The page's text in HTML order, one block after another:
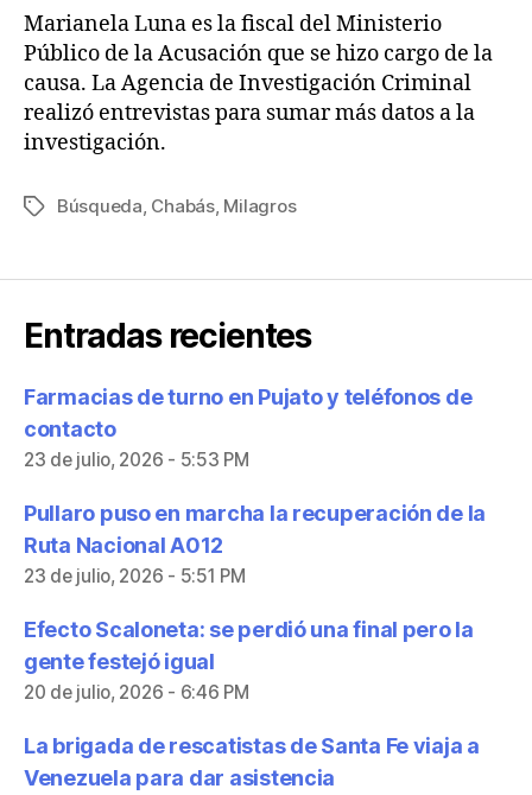
Marianela Luna es la fiscal del Ministerio
Público de la Acusación que se hizo cargo de la
causa. La Agencia de Investigación Criminal
realizó entrevistas para sumar más datos a la
investigación.
Búsqueda Chabás, Milagros
Entradas recientes
Farmacias de turno en Pujato y teléfonos de
contacto
23 de julio, 2026 - 5:53 PM
Pullaro puso en marcha la recuperación de la
Ruta Nacional A012
23 de julio, 2026 - 5:51 PM
Efecto Scaloneta: se perdió una final pero la
gente festejó igual
20 de julio, 2026 - 6:46 PM
La brigada de rescatistas de Santa Fe viaja a
Venezuela para dar asistencia